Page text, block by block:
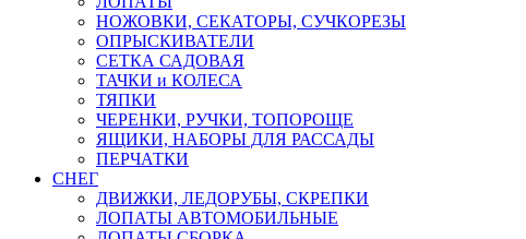
НОЖОВКИ, СЕКАТОРЫ, СУЧКОРЕЗЫ
ОПРЫСКИВАТЕЛИ
СЕТКА САДОВАЯ
ТАЧКИ и КОЛЕСА
ТЯПКИ
ЧЕРЕНКИ, РУЧКИ, ТОПОРОЩЕ
ЯЩИКИ, НАБОРЫ ДЛЯ РАССАДЫ
ПЕРЧАТКИ
СНЕГ
ДВИЖКИ, ЛЕДОРУБЫ, СКРЕПКИ
ЛОПАТЫ АВТОМОБИЛЬНЫЕ